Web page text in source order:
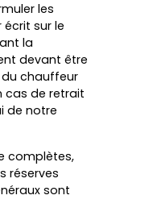
les
écrit sur le
la
devant être
chauffeur
cas de retrait
de notre
complètes,
réserves
sont